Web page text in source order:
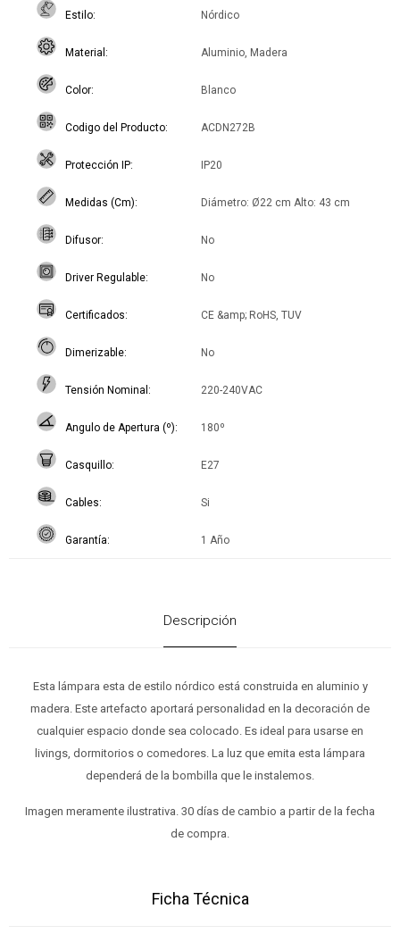
Estilo Nórdico
Material Aluminio, Madera
Color Blanco
Codigo del Producto ACDN272B
Protección IP IP20
Medidas (Cm) Diámetro: Ø22 cm Alto: 43 cm
Difusor No
Driver Regulable No
Certificados CE &amp; RoHS, TUV
Dimerizable No
Tensión Nominal 220-240VAC
Angulo de Apertura (º) 180º
Casquillo E27
Cables Si
Garantía 1 Año
Descripción
Esta lámpara esta de estilo nórdico está construida en aluminio y
madera. Este artefacto aportará personalidad en la decoración de
cualquier espacio donde sea colocado. Es ideal para usarse en
livings, dormitorios o comedores. La luz que emita esta lámpara
dependerá de la bombilla que le instalemos.
Imagen meramente ilustrativa. 30 días de cambio a partir de la fecha
de compra.
Ficha Técnica